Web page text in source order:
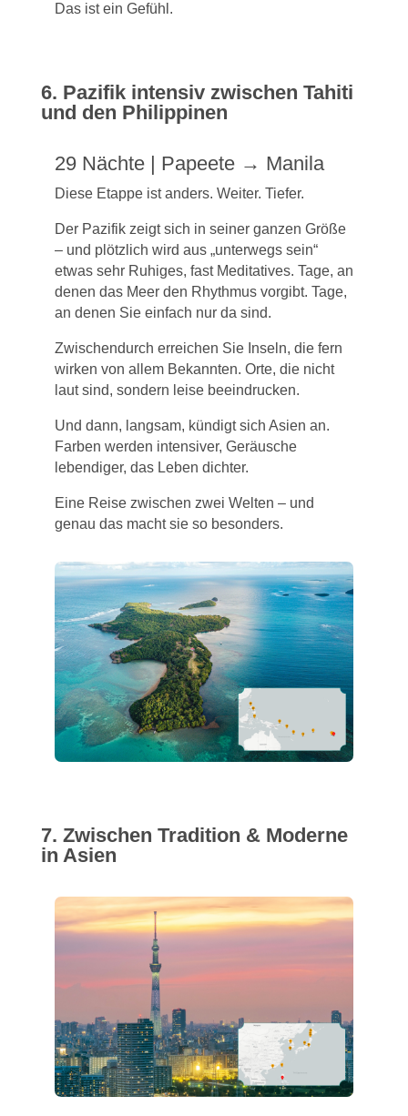
Das ist ein Gefühl.
6. Pazifik intensiv zwischen Tahiti
und den Philippinen
29 Nächte | Papeete → Manila
Diese Etappe ist anders. Weiter. Tiefer.
Der Pazifik zeigt sich in seiner ganzen Größe
– und plötzlich wird aus „unterwegs sein“
etwas sehr Ruhiges, fast Meditatives. Tage, an
denen das Meer den Rhythmus vorgibt. Tage,
an denen Sie einfach nur da sind.
Zwischendurch erreichen Sie Inseln, die fern
wirken von allem Bekannten. Orte, die nicht
laut sind, sondern leise beeindrucken.
Und dann, langsam, kündigt sich Asien an.
Farben werden intensiver, Geräusche
lebendiger, das Leben dichter.
Eine Reise zwischen zwei Welten – und
genau das macht sie so besonders.
7. Zwischen Tradition & Moderne
in Asien